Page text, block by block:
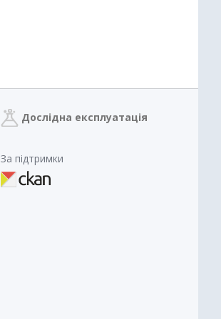
Дослідна експлуатація
За підтримки